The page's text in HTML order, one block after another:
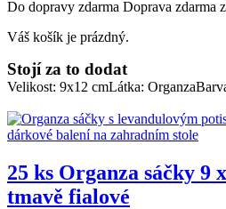
Do dopravy zdarma Doprava zdarma
Váš košík je prázdný.
Stojí za to dodat
Velikost: 9x12 cmLátka: Organza
25 ks Organza sáčky 9
tmavě fialové